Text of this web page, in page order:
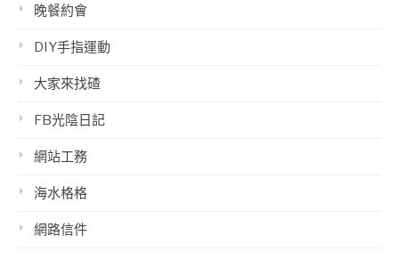
晚餐約會
DIY手指運動
大家來找碴
FB光陰日記
網站工務
海水格格
網路信件